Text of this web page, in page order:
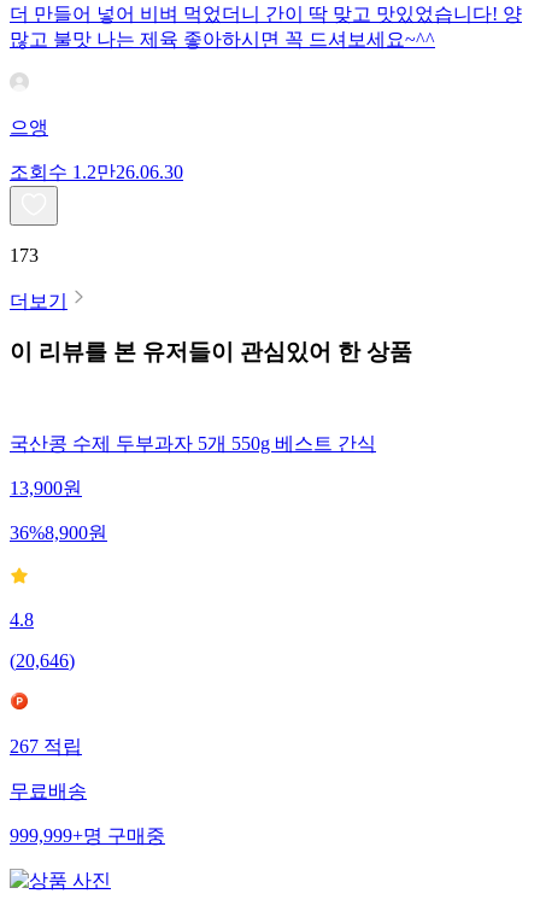
더 만들어 넣어 비벼 먹었더니 간이 딱 맞고 맛있었습니다! 양
많고 불맛 나는 제육 좋아하시면 꼭 드셔보세요~^^
으앵
조회수 1.2만26.06.30
173
더보기
이 리뷰를 본 유저들이 관심있어 한 상품
국산콩 수제 두부과자 5개 550g 베스트 간식
13,900원
36%8,900원
4.8
(20,646)
267 적립
무료배송
999,999+명 구매중